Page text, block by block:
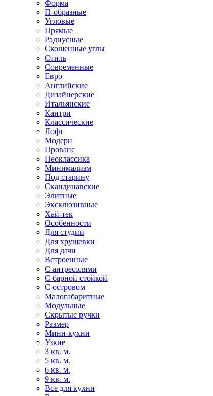
Форма
П-образные
Угловые
Прямые
Радиусные
Скошенные углы
Стиль
Современные
Евро
Английские
Дизайнерские
Итальянские
Кантри
Классические
Лофт
Модерн
Прованс
Неоклассика
Минимализм
Под старину
Скандинавские
Элитные
Эксклюзивные
Хай-тек
Особенности
Для студии
Для хрущевки
Для дачи
Встроенные
С антресолями
С барной стойкой
С островом
Малогабаритные
Модульные
Скрытые ручки
Размер
Мини-кухни
Узкие
3 кв. м.
5 кв. м.
6 кв. м.
9 кв. м.
Все для кухни